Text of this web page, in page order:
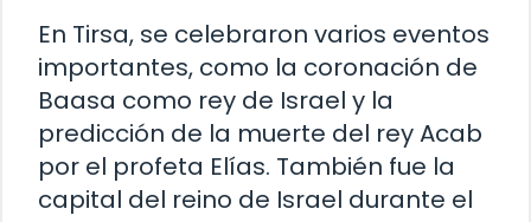
En Tirsa, se celebraron varios eventos
importantes, como la coronación de
Baasa como rey de Israel y la
predicción de la muerte del rey Acab
por el profeta Elías. También fue la
capital del reino de Israel durante el